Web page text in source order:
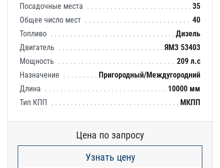
Посадочные места
35
Общее число мест
40
Топливо
Дизель
Двигатель
ЯМЗ 53403
Мощность
209 л.с
Назначение
Пригородный/Междугородний
Длина
10000 мм
Тип КПП
МКПП
Цена по запросу
Узнать цену